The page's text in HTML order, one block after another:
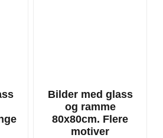
Bilder med glass
og ramme
80x80cm. Flere
motiver